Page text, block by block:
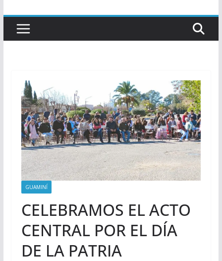
GUAMINÍ
CELEBRAMOS EL ACTO
CENTRAL POR EL DÍA
DE LA PATRIA